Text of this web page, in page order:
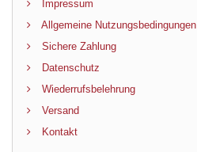
Impressum
Allgemeine Nutzungsbedingungen
Sichere Zahlung
Datenschutz
Wiederrufsbelehrung
Versand
Kontakt